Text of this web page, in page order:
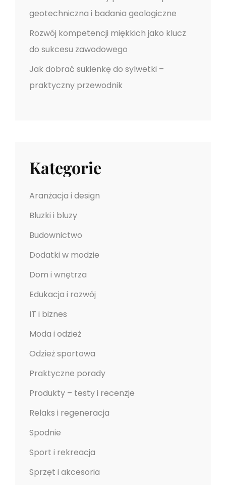
geotechniczna i badania geologiczne
Rozwój kompetencji miękkich jako klucz
do sukcesu zawodowego
Jak dobrać sukienkę do sylwetki –
praktyczny przewodnik
Kategorie
Aranżacja i design
Bluzki i bluzy
Budownictwo
Dodatki w modzie
Dom i wnętrza
Edukacja i rozwój
IT i biznes
Moda i odzież
Odzież sportowa
Praktyczne porady
Produkty – testy i recenzje
Relaks i regeneracja
Spodnie
Sport i rekreacja
Sprzęt i akcesoria